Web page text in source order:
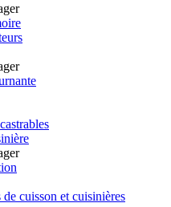
de cuisson et cuisinières